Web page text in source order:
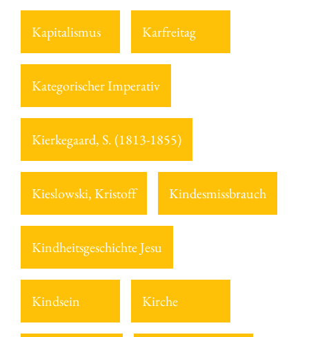
Kapitalismus Karfreitag
Kategorischer Imperativ
Kierkegaard, S. (1813-1855)
Kieslowski, Kristoff Kindesmissbrauch
Kindheitsgeschichte Jesu
Kindsein Kirche